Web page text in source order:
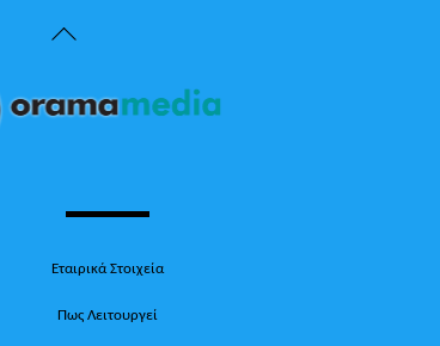
Back
Top
Εταιρικά Στοιχεία
Πως Λειτουργεί